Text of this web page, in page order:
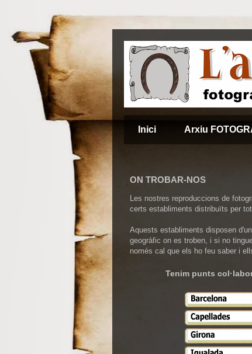
Inici Arxiu
ON TROBAR-NOS
Les nostres reproduccions de
certs establiments distribuïts per
Aquests establiments disposen
geogràfic on es troben, i si no
només cal que els ho feu saber i
Tenim punts